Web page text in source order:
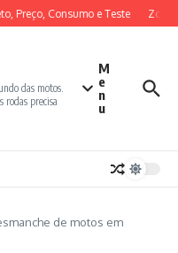
Preço, Consumo e Teste
das motos.
rodas precisa
M
e
n
u
de motos em